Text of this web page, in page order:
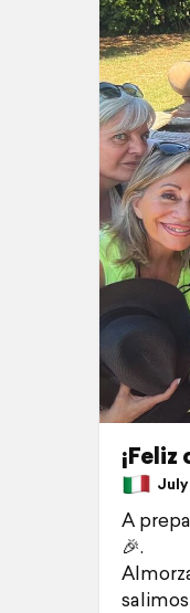
July
A
🎉.